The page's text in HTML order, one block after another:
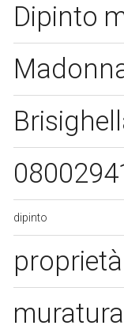
Dipinto
dipinto